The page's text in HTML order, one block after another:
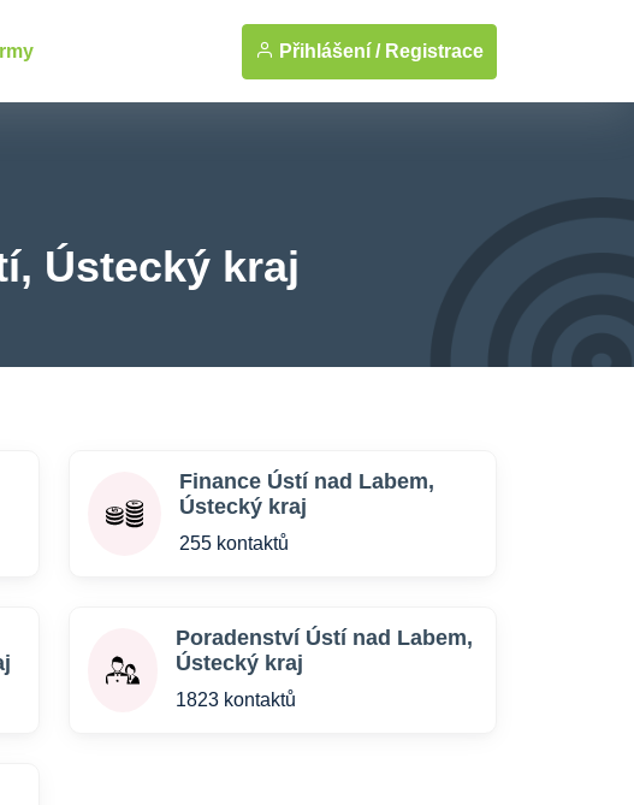
Přihlášení / Registrace
Ústecký kraj
Finance Ústí nad Labem,
Ústecký kraj
255 kontaktů
Poradenství Ústí nad Labem,
Ústecký kraj
1823 kontaktů